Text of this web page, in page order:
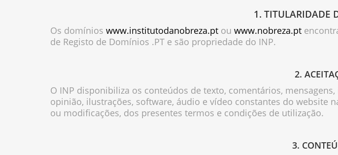
1. TITULARIDADE
Os domínios www.institutodanobreza.pt ou www.nobreza.pt
de Registo de Domínios .PT e são propriedade do INP.
2.
O INP disponibiliza os conteúdos de texto, comentários,
opinião, ilustrações, software, áudio e vídeo constantes do website
ou modificações, dos presentes termos e condições de utilização.
3.